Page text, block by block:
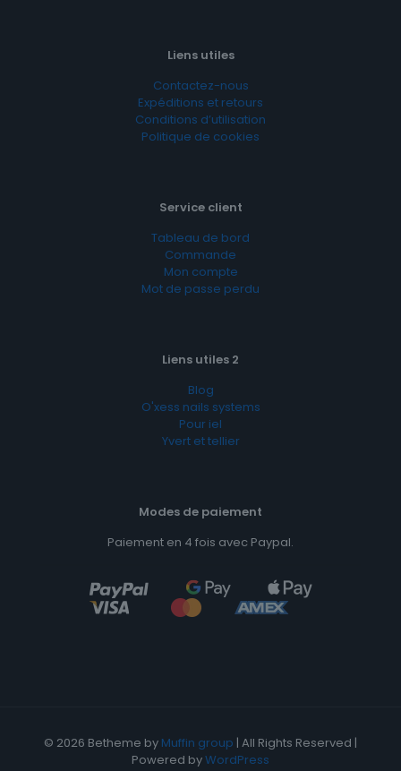
Liens utiles
Contactez-nous
Expéditions et retours
Conditions d’utilisation
Politique de cookies
Service client
Tableau de bord
Commande
Mon compte
Mot de passe perdu
Liens utiles 2
Blog
O'xess nails systems
Pour iel
Yvert et tellier
Modes de paiement
Paiement en 4 fois avec Paypal.
© 2026 Betheme by Muffin group | All Rights Reserved |
Powered byWordPress